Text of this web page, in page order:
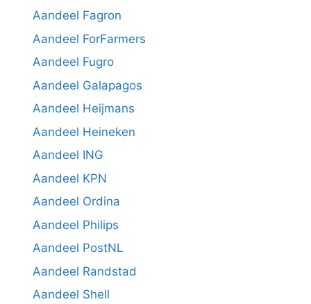
Aandeel Fagron
Aandeel ForFarmers
Aandeel Fugro
Aandeel Galapagos
Aandeel Heijmans
Aandeel Heineken
Aandeel ING
Aandeel KPN
Aandeel Ordina
Aandeel Philips
Aandeel PostNL
Aandeel Randstad
Aandeel Shell